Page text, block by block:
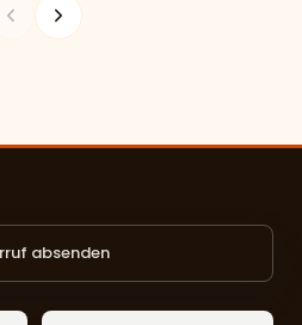
absenden